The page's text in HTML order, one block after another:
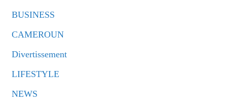
BUSINESS
CAMEROUN
Divertissement
LIFESTYLE
NEWS